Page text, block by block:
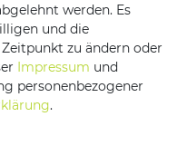
werden. Es
und die
zu ändern oder
Impressum und
personenbezogener
.